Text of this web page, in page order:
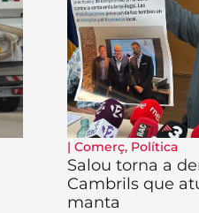
| Comerç, Política
Salou torna a
Cambrils que
manta